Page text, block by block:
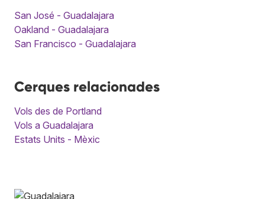
San José - Guadalajara
Oakland - Guadalajara
San Francisco - Guadalajara
Cerques relacionades
Vols des de Portland
Vols a Guadalajara
Estats Units - Mèxic